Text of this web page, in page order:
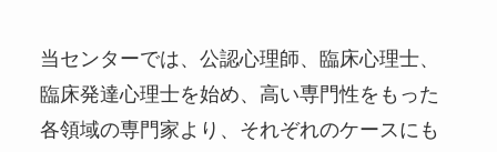
当センターでは、公認心理師、臨床心理士、
臨床発達心理士を始め、高い専門性をもった
各領域の専門家より、それぞれのケースにも